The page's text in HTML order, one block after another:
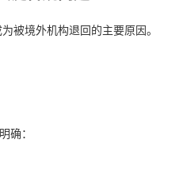
被境外机构退回的主要原因。
确：